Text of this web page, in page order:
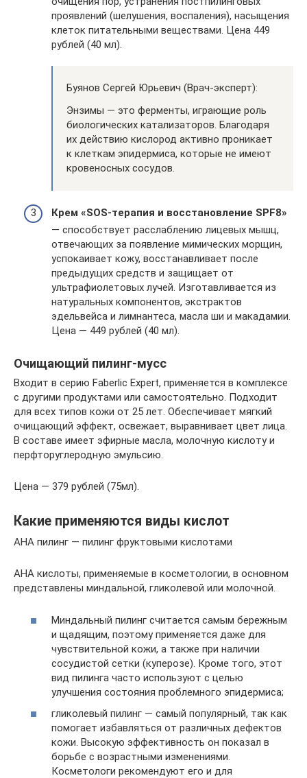
проявлений (шелушения, воспаления), насыщения
клеток питательными веществами. Цена 449
рублей (40 мл).
Буянов Сергей Юрьевич (Врач-эксперт):
Энзимы — это ферменты, играющие роль
биологических катализаторов. Благодаря
их действию кислород активно проникает
к клеткам эпидермиса, которые не имеют
кровеносных сосудов.
Крем «SOS-терапия и восстановление SPF8»
— способствует расслаблению лицевых мышц,
отвечающих за появление мимических морщин,
успокаивает кожу, восстанавливает после
предыдущих средств и защищает от
ультрафиолетовых лучей. Изготавливается из
натуральных компонентов, экстрактов
эдельвейса и лимнантеса, масла ши и макадамии.
Цена — 449 рублей (40 мл).
Очищающий пилинг-мусс
Входит в серию Faberlic Expert, применяется в комплексе
с другими продуктами или самостоятельно. Подходит
для всех типов кожи от 25 лет. Обеспечивает мягкий
очищающий эффект, освежает, выравнивает цвет лица.
В составе имеет эфирные масла, молочную кислоту и
перфторуглеродную эмульсию.
Цена — 379 рублей (75мл).
Какие применяются виды кислот
AHA пилинг — пилинг фруктовыми кислотами
АНА кислоты, применяемые в косметологии, в основном
представлены миндальной, гликолевой или молочной.
Миндальный пилинг считается самым бережным
и щадящим, поэтому применяется даже для
чувствительной кожи, а также при наличии
сосудистой сетки (куперозе). Кроме того, этот
вид пилинга часто используют с целью
улучшения состояния проблемного эпидермиса;
гликолевый пилинг — самый популярный, так как
помогает избавляться от различных дефектов
кожи. Высокую эффективность он показал в
борьбе с возрастными изменениями.
Косметологи рекомендуют его и для